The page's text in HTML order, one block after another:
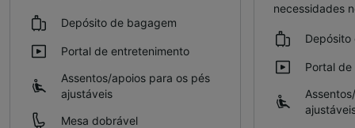
Depósito de bagagem
Portal de entretenimento
Assentos/apoios para os pés
ajustáveis
Mesa dobrável
necessidades
Portal